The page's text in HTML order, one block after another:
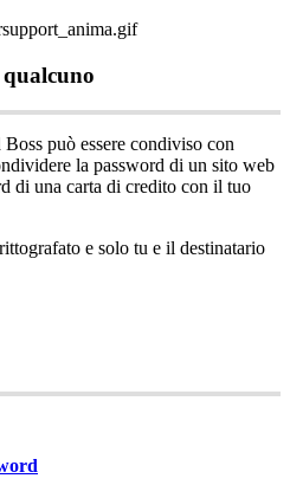
qualcuno
Boss può essere condiviso con
la password di un sito web
di una carta di credito con il tuo
e solo tu e il destinatario